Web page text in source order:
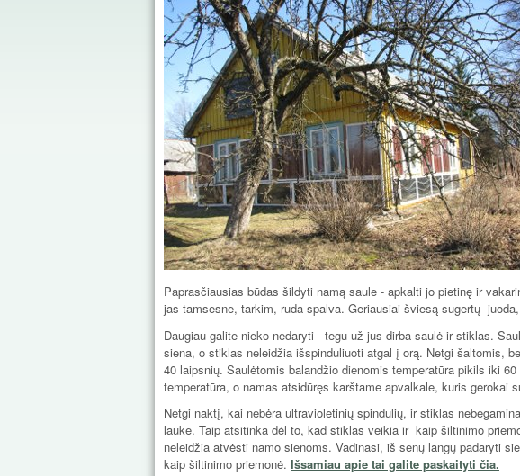
Paprasčiausias būdas šildyti namą saule - apkalti jo pietinę ir
jas tamsesne, tarkim, ruda spalva. Geriausiai šviesą sugertų
Daugiau galite nieko nedaryti - tegu už jus dirba saulė ir stiklas.
siena, o stiklas neleidžia išspinduliuoti atgal į orą. Netgi šaltomis,
40 laipsnių. Saulėtomis balandžio dienomis temperatūra pikils iki
temperatūra, o namas atsidūręs karštame apvalkale, kuris gerokai
Netgi naktį, kai nebėra ultravioletinių spindulių, ir stiklas
lauke. Taip atsitinka dėl to, kad stiklas veikia ir kaip šiltinimo
neleidžia atvėsti namo sienoms. Vadinasi, iš senų langų padaryti
kaip šiltinimo priemonė. Išsamiau apie tai galite paskaityti čia.